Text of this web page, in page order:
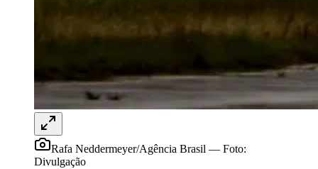
Juventude
Rafa Neddermeyer/Agência Brasil — Foto:
Divulgação